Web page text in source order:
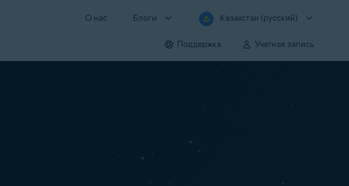
О нас Блоги Казахстан (русский)
Поддержка Учетная запись